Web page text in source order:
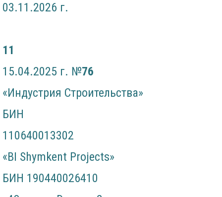
03.11.2026 г.
11
15.04.2025 г. №76
«Индустрия Строительства»
БИН
110640013302
«BI Shymkent Projects»
БИН 190440026410